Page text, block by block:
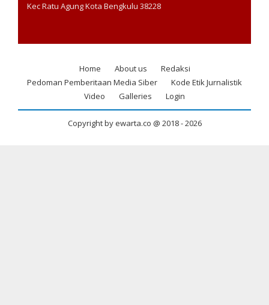
Kec Ratu Agung Kota Bengkulu 38228
Footer
Home About us
Redaksi
Pedoman Pemberitaan Media Siber
Kode Etik Jurnalistik
Video
Galleries Login
Copyright by ewarta.co @ 2018 -2026